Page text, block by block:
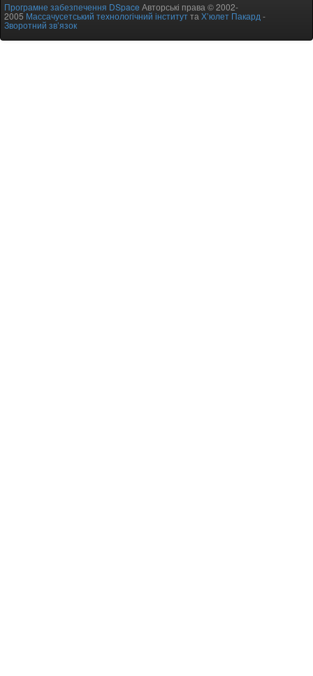
Програмне забезпечення DSpace Авторські права © 2002-
2005Массачусетський технологічний інститутта Х’юлет Пакард -
Зворотний зв’язок